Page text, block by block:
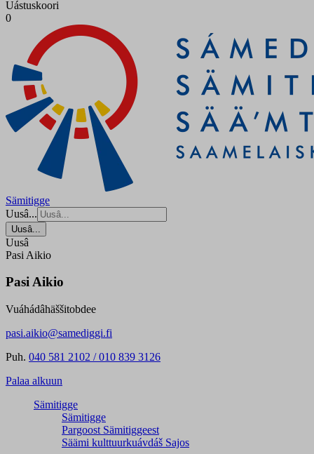
Uástuskoori
0
Sämitigge
Uusâ...
Uusâ...
Uusâ
Pasi Aikio
Pasi Aikio
Vuáhádâhäššitobdee
pasi.aikio@samediggi.fi
Puh. 040 581 2102 / 010 839 3126
Palaa alkuun
Sämitigge
Sämitigge
Pargoost Sämitiggeest
Säämi kulttuurkuávdáš Sajos